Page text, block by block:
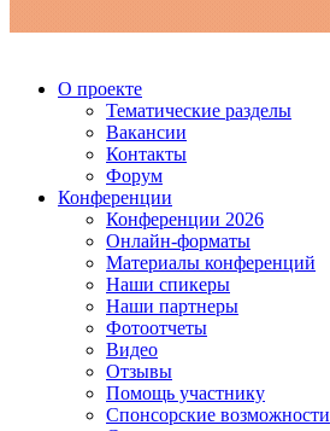
О проекте
Тематические разделы
Вакансии
Контакты
Форум
Конференции
Конференции 2026
Онлайн-форматы
Материалы конференций
Наши спикеры
Наши партнеры
Фотоотчеты
Видео
Отзывы
Помощь участнику
Спонсорские возможности